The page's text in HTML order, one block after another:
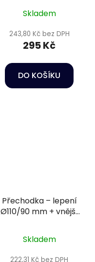
Skladem
243,80 Kč bez DPH
295 Kč
DO KOŠÍKU
Přechodka – lepení
Ø110/90 mm + vnější
Skladem
222,31 Kč bez DPH